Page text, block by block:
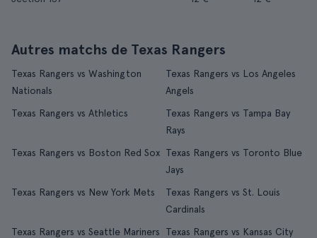
Autres matchs de Texas Rangers
Texas Rangers vs Washington
Nationals
Texas Rangers vs Los Angeles
Angels
Texas Rangers vs Athletics
Texas Rangers vs Tampa Bay
Rays
Texas Rangers vs Boston Red Sox Texas Rangers vs Toronto Blue
Jays
Texas Rangers vs New York Mets
Texas Rangers vs St. Louis
Cardinals
Texas Rangers vs Seattle Mariners
Texas Rangers vs Kansas City